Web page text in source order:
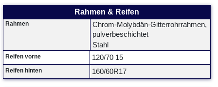
Rahmen & Reifen
Rahmen
Chrom-Molybdän-Gitterrohrrahmen,
pulverbeschichtet
Stahl
Reifen vorne 120/70 15
Reifen hinten 160/60R17